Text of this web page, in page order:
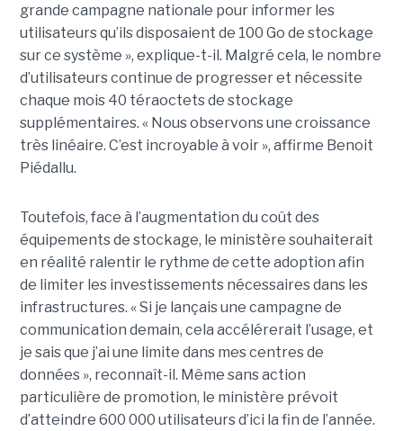
grande campagne nationale pour informer les
utilisateurs qu’ils disposaient de 100 Go de stockage
sur ce système », explique-t-il. Malgré cela, le nombre
d’utilisateurs continue de progresser et nécessite
chaque mois 40 téraoctets de stockage
supplémentaires. « Nous observons une croissance
très linéaire. C’est incroyable à voir », affirme Benoit
Piédallu.
Toutefois, face à l’augmentation du coût des
équipements de stockage, le ministère souhaiterait
en réalité ralentir le rythme de cette adoption afin
de limiter les investissements nécessaires dans les
infrastructures. « Si je lançais une campagne de
communication demain, cela accélérerait l’usage, et
je sais que j’ai une limite dans mes centres de
données », reconnaît-il. Même sans action
particulière de promotion, le ministère prévoit
d’atteindre 600 000 utilisateurs d’ici la fin de l’année.